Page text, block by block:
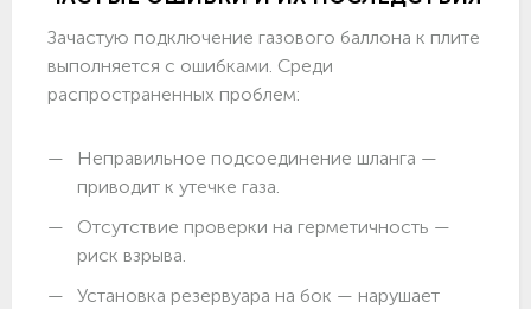
Зачастую подключение газового баллона к плите
выполняется с ошибками. Среди
распространенных проблем:
Неправильное подсоединение шланга —
приводит к утечке газа.
Отсутствие проверки на герметичность —
риск взрыва.
Установка резервуара на бок — нарушает